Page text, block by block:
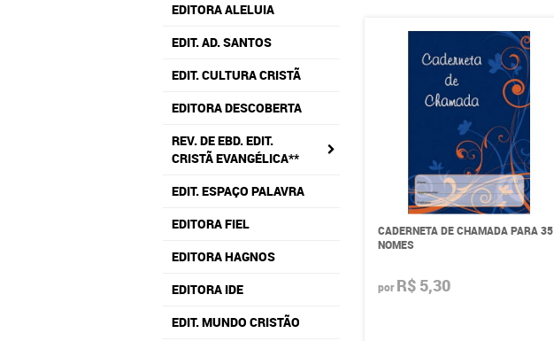
EDITORA ALELUIA
EDIT. AD. SANTOS
EDIT. CULTURA CRISTÃ
EDITORA DESCOBERTA
REV. DE EBD. EDIT.
CRISTÃ EVANGÉLICA**
EDIT. ESPAÇO PALAVRA
EDITORA FIEL
EDITORA HAGNOS
EDITORA IDE
EDIT. MUNDO CRISTÃO
CADERNETA DE CHAMADA PARA 35
NOMES
por R$ 5,30